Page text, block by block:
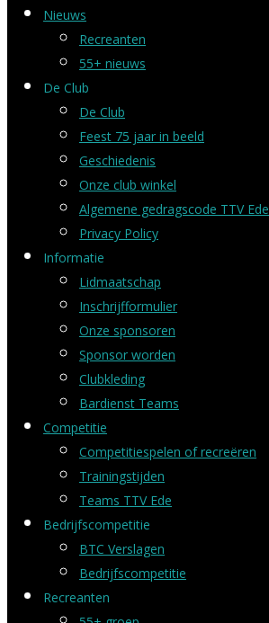
Nieuws
Recreanten
55+ nieuws
De Club
De Club
Feest 75 jaar in beeld
Geschiedenis
Onze club winkel
Algemene gedragscode TTV Ede
Privacy Policy
Informatie
Lidmaatschap
Inschrijfformulier
Onze sponsoren
Sponsor worden
Clubkleding
Bardienst Teams
Competitie
Competitiespelen of recreëren
Trainingstijden
Teams TTV Ede
Bedrijfscompetitie
BTC Verslagen
Bedrijfscompetitie
Recreanten